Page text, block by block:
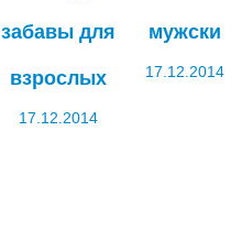
забавы для
взрослых
17.12.2014
мужски
17.12.2014